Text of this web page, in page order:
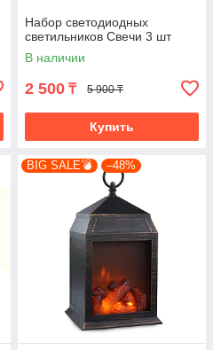
Набор светодиодных
светильников Свечи 3 шт
В наличии
2 500 ₸ 5 900 ₸
Купить
BIG SALE💣 –48%